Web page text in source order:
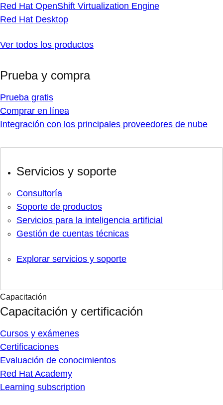
Red Hat OpenShift Virtualization Engine
Red Hat Desktop
Ver todos los productos
Prueba y compra
Prueba gratis
Comprar en línea
Integración con los principales proveedores de nube
Servicios y soporte
Consultoría
Soporte de productos
Servicios para la inteligencia artificial
Gestión de cuentas técnicas
Explorar servicios y soporte
Capacitación
Capacitación y certificación
Cursos y exámenes
Certificaciones
Evaluación de conocimientos
Red Hat Academy
Learning subscription